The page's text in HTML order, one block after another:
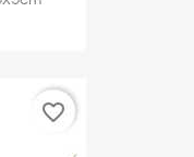
favorite_border